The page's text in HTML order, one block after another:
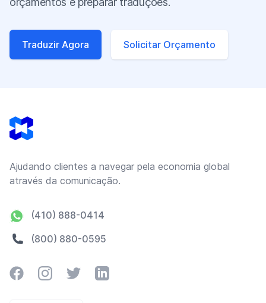
Traduzir Agora Solicitar Orçamento
Ajudando clientes a navegar pela economia global
através da comunicação.
(410) 888-0414
(800) 880-0595
FacebookInstagramTwitterLinkedIn